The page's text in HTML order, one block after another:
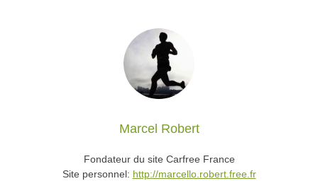
Marcel Robert
Fondateur du site Carfree France
Site personnel: http://marcello.robert.free.fr